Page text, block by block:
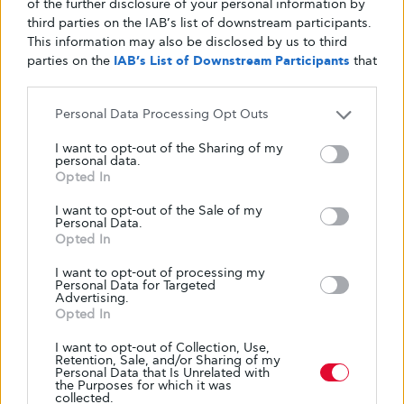
of the further disclosure of your personal information by
third parties on the IAB’s list of downstream participants.
This information may also be disclosed by us to third
parties on the IAB’s List of Downstream Participants that
Personal Data Processing Opt Outs
I want to opt-out of the Sharing of my
personal data.
Opted In
I want to opt-out of the Sale of my
Personal Data.
Opted In
I want to opt-out of processing my
Personal Data for Targeted
Advertising.
Opted In
I want to opt-out of Collection, Use,
Retention, Sale, and/or Sharing of my
Personal Data that Is Unrelated with
the Purposes for which it was
collected.
5 ΑΥΓΟΎΣΤΟΥ, 2026